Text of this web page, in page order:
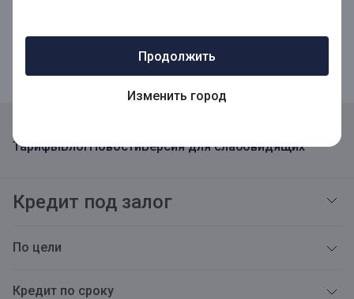
Продолжить
Изменить город
Реквизиты
ТарифыБлогНовостиВерсия для слабовидящих
Кредит под залог
По цели
Кредит по сроку
Мобильное приложение для Бизнеса